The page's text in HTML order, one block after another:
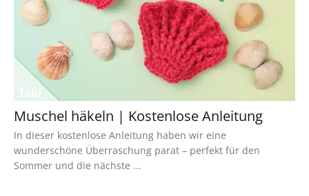
Muschel häkeln | Kostenlose Anleitung
In dieser kostenlose Anleitung haben wir eine
wunderschöne Überraschung parat – perfekt für den
Sommer und die nächste ...